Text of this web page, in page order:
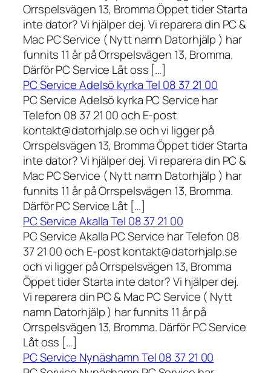
Orrspelsvägen 13, Bromma Öppet tider Starta
inte dator? Vi hjälper dej. Vi reparera din PC &
Mac PC Service ( Nytt namn Datorhjälp ) har
funnits 11 år på Orrspelsvägen 13, Bromma.
Därför PC Service Låt oss […]
PC Service Adelsö kyrka Tel 08 37 21 00
PC Service Adelsö kyrka PC Service har
Telefon 08 37 21 00 och E-post
kontakt@datorhjalp.se och vi ligger på
Orrspelsvägen 13, Bromma Öppet tider Starta
inte dator? Vi hjälper dej. Vi reparera din PC &
Mac PC Service ( Nytt namn Datorhjälp ) har
funnits 11 år på Orrspelsvägen 13, Bromma.
Därför PC Service Låt […]
PC Service Akalla Tel 08 37 21 00
PC Service Akalla PC Service har Telefon 08
37 21 00 och E-post kontakt@datorhjalp.se
och vi ligger på Orrspelsvägen 13, Bromma
Öppet tider Starta inte dator? Vi hjälper dej.
Vi reparera din PC & Mac PC Service ( Nytt
namn Datorhjälp ) har funnits 11 år på
Orrspelsvägen 13, Bromma. Därför PC Service
Låt oss […]
PC Service Nynäshamn Tel 08 37 21 00